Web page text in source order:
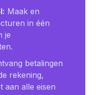
Maak en
in één
je
betalingen
rekening,
aan alle eisen